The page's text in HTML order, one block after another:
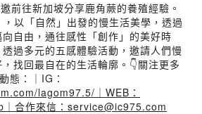
前往新加坡分享鹿角蕨的養殖經驗。
以「自然」出發的慢生活美學，透過
向自由，通往感性「創作」的美好時
過多元的五感體驗活動，邀請人們慢
找回最自在的生活輪廓。👇關注更多
態：｜IG：
lagom97.5/｜WEB：
合作來信：service@ic975.com